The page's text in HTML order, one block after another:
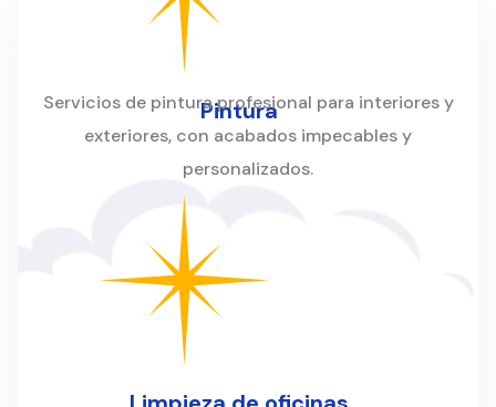
Pintura
Servicios de pintura profesional para interiores y
exteriores, con acabados impecables y
personalizados.